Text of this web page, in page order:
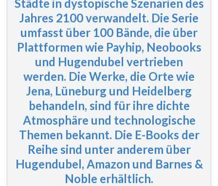
Städte in dystopische Szenarien des
Jahres 2100 verwandelt. Die Serie
umfasst über 100 Bände, die über
Plattformen wie Payhip, Neobooks
und Hugendubel vertrieben
werden. Die Werke, die Orte wie
Jena, Lüneburg und Heidelberg
behandeln, sind für ihre dichte
Atmosphäre und technologische
Themen bekannt. Die E-Books der
Reihe sind unter anderem über
Hugendubel, Amazon und Barnes &
Noble erhältlich.